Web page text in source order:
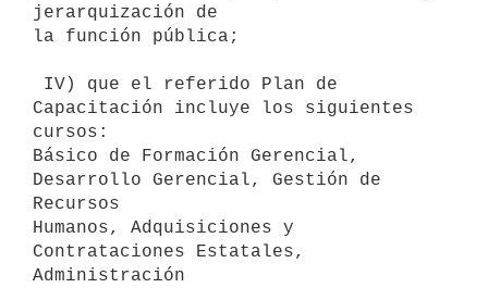
jerarquización de
la función pública;
Capacitación incluye los siguientes
cursos:
Básico de Formación Gerencial,
Desarrollo Gerencial, Gestión de
Recursos
Humanos, Adquisiciones y
Contrataciones Estatales,
Administración